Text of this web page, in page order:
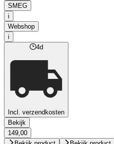
SMEG
i
Webshop
i
4d
Incl. verzendkosten
Bekijk
149,00